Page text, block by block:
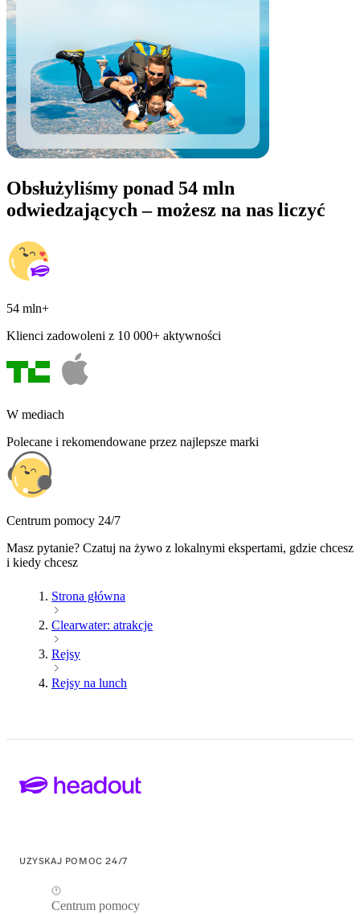
Obsłużyliśmy ponad 54 mln
odwiedzających – możesz na nas liczyć
54 mln+
Klienci zadowoleni z 10 000+ aktywności
W mediach
Polecane i rekomendowane przez najlepsze marki
Centrum pomocy 24/7
Masz pytanie? Czatuj na żywo z lokalnymi ekspertami, gdzie chcesz
i kiedy chcesz
Strona główna
Clearwater: atrakcje
Rejsy
Rejsy na lunch
UZYSKAJ POMOC 24/7
Centrum pomocy